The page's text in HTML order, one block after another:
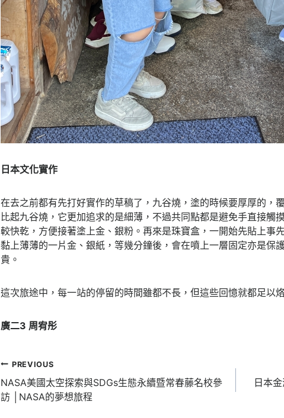
日本文化實作
在去之前都有先打好實作的草稿了，九谷燒，塗的時候要厚厚的，
比起九谷燒，它更加追求的是細薄，不過共同點都是避免手直接觸
較快乾，方便接著塗上金、銀粉。再來是珠寶盒，一開始先貼上事
黏上薄薄的一片金、銀紙，等幾分鐘後，會在噴上一層固定亦是保
貴。
這次旅途中，每一站的停留的時間雖都不長，但這些回憶就都足以
廣二3 周宥彤
文
章
導
PREVIOUS
NASA美國太空探索與SDGs生態永續暨常春藤名校參
訪 │NASA的夢想旅程
日本